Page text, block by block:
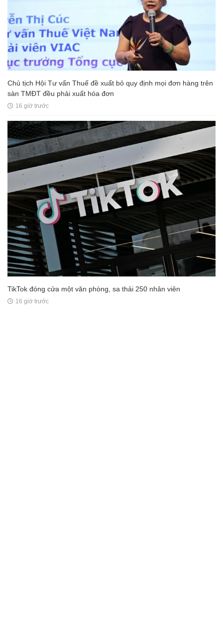
Chủ tịch Hội Tư vấn Thuế đề xuất bỏ quy định mọi đơn hàng trên
sàn TMĐT đều phải xuất hóa đơn
16 giờ trước
TikTok đóng cửa một văn phòng, sa thải 250 nhân viên
16 giờ trước